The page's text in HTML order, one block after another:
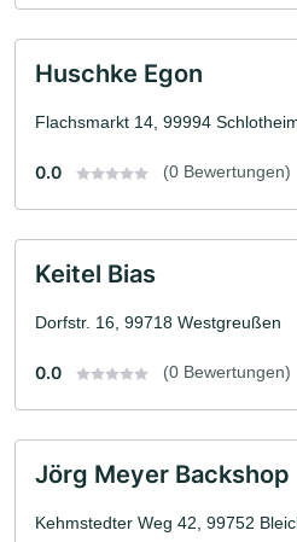
Huschke Egon
Flachsmarkt 14, 99994
0.0 (0 Bewertungen)
Keitel Bias
Dorfstr. 16, 99718 Westgreußen
0.0 (0 Bewertungen)
Jörg Meyer Backshop
Kehmstedter Weg 42, 99752